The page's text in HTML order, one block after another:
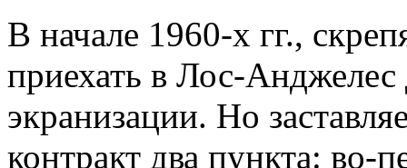
В начале 1960-х гг.,
приехать в Лос-Анджелес
экранизации. Но
контракт два пункта: во-